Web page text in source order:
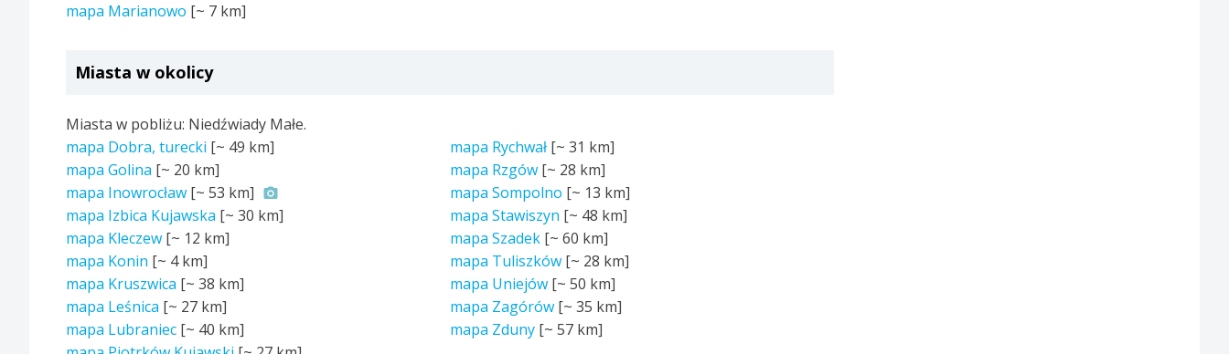
mapa Marianowo [~ 7 km]
Miasta w okolicy
Miasta w pobliżu: Niedźwiady Małe.
mapa Dobra, turecki [~ 49 km]
mapa Golina [~ 20 km]
mapa Inowrocław [~ 53 km]
mapa Izbica Kujawska [~ 30 km]
mapa Kleczew [~ 12 km]
mapa Konin [~ 4 km]
mapa Kruszwica [~ 38 km]
mapa Leśnica [~ 27 km]
mapa Lubraniec [~ 40 km]
mapa Rychwał[~ 31 km]
mapa Rzgów[~ 28 km]
mapa Sompolno [~ 13 km]
mapa Stawiszyn [~ 48 km]
mapa Szadek[~ 60 km]
mapa Tuliszków[~ 28 km]
mapa Uniejów[~ 50 km]
mapa Zagórów[~ 35 km]
mapa Zduny[~ 57 km]